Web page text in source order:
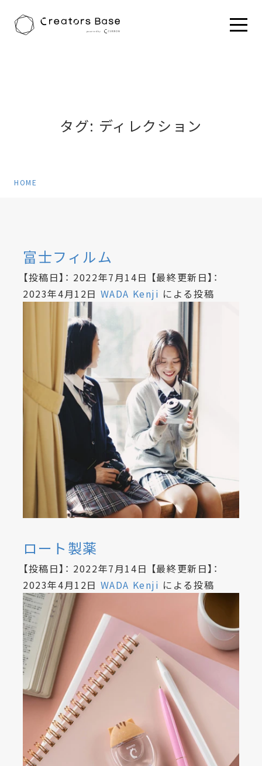
HOME
タグ: ディレクション
HOME
富士フィルム
【投稿日】： 2022年7月14日 【最終更新日】：
2023年4月12日 WADA Kenji による投稿
ロート製薬
【投稿日】： 2022年7月14日 【最終更新日】：
2023年4月12日 WADA Kenji による投稿